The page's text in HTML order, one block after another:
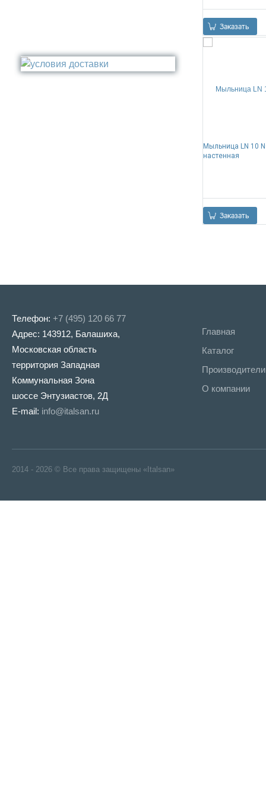
Медь
Никель
Заказать
Мыльница LN 10
настенная
Заказать
Телефон: +7 (495) 120 66 77
Адрес: 143912, Балашиха,
Московская область
территория Западная
Коммунальная Зона
шоссе Энтузиастов, 2Д
E-mail: info@italsan.ru
Главная
Каталог
Производители
О компании
2014 - 2026 © Все права защищены «Italsan»